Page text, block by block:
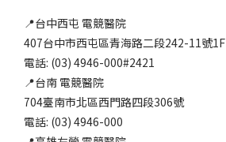
📍台中西屯 電競醫院
407台中市西屯區青海路二段242-11號1F
電話: (03) 4946-000#2421
📍台南 電競醫院
704臺南市北區西門路四段306號
電話: (03) 4946-000